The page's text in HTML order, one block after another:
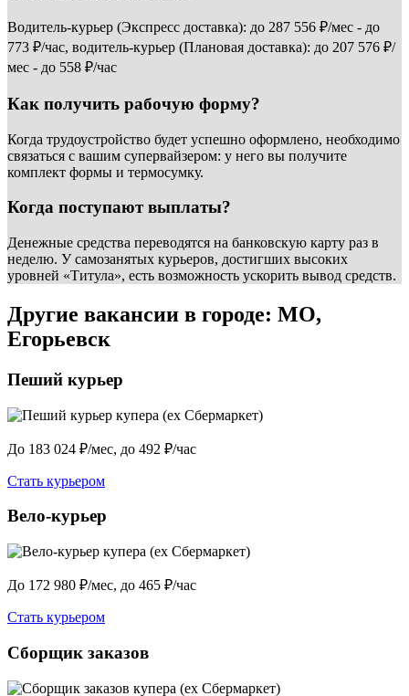
Водитель-курьер (Экспресс доставка): до 287 556 ₽/мес - до
773 ₽/час, водитель-курьер (Плановая доставка): до 207 576 ₽/
мес - до 558 ₽/час
Как получить рабочую форму?
Когда трудоустройство будет успешно оформлено, необходимо
связаться с вашим супервайзером: у него вы получите
комплект формы и термосумку.
Когда поступают выплаты?
Денежные средства переводятся на банковскую карту раз в
неделю. У самозанятых курьеров, достигших высоких
уровней «Титула», есть возможность ускорить вывод средств.
Другие вакансии в городе: МО,
Егорьевск
Пеший курьер
До 183 024 ₽/мес, до 492 ₽/час
Стать курьером
Вело-курьер
До 172 980 ₽/мес, до 465 ₽/час
Стать курьером
Сборщик заказов